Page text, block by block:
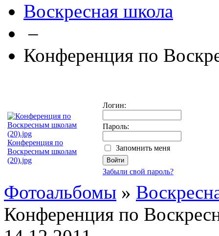
Воскресная школа
–
Конференция по
Конференция по
Воскресным школам
(20).jpg
Логин:
Пароль:
Запомнить меня
Забыли свой пароль?
Фотоальбомы »
Конференция по